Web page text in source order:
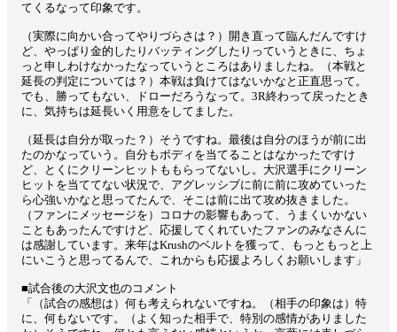
てくるなって印象です。
（実際に向かい合ってやりづらさは？）開き直って臨んだんですけ
ど、やっぱり金的したりバッティングしたりっていうときに、ちょ
っと申しわけなかったなっていうところはありましたね。（本戦と
延長の判定については？）本戦は負けてはないかなと正直思って。
でも、勝ってもない、ドローだろうなって。3R終わって戻ったとき
に、気持ちは延長いく用意をしてました。
（延長は自分が取った？）そうですね。最後は自分のほうが前に出
たのかなっていう。自分もボディを当てることはなかったですけ
ど、とくにクリーンヒットももらってないし。大沢選手にクリーン
ヒットを当ててない状況で、アグレッシブに前に前に攻めていった
ら心強いかなと思ってたんで、そこは前に出て攻め抜きました。
（ファンにメッセージを）コロナの影響もあって、うまくいかない
こともあったんですけど、応援してくれていたファンのみなさんに
は感謝しています。来年はKrushのベルトを獲って、もっともっと上
にいこうと思ってるんで、これからも応援よろしくお願いします」
■試合後の大沢文也のコメント
「（試合の感想は）何も考えられないですね。（相手の印象は）特
に、何もないです。（よく知った相手で、特別の感情がありました